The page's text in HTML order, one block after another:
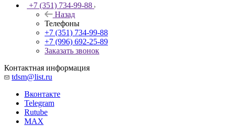
+7 (351) 734-99-88
Назад
Телефоны
+7 (351) 734-99-88
+7 (996) 692-25-89
Заказать звонок
Контактная информация
tdsm@list.ru
Вконтакте
Telegram
Rutube
MAX